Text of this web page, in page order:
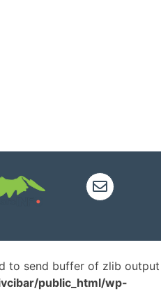
DivčiNOVA
to send buffer of zlib output
public_html/wp-